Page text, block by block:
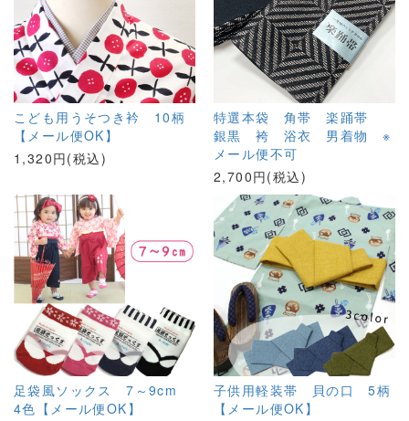
こども用うそつき衿 10柄
【メール便OK】
1,320円(税込)
特選本袋 角帯 楽踊帯
銀黒 袴 浴衣 男着物 ※
メール便不可
2,700円(税込)
足袋風ソックス 7～9cm
4色【メール便OK】
子供用軽装帯 貝の口 5柄
【メール便OK】